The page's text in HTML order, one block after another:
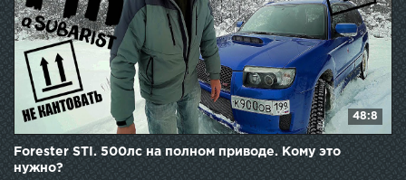
48:8
Forester STI. 500лс на полном приводе. Кому это
нужно?